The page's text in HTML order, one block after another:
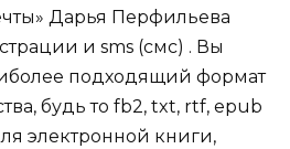
Дарья Перфильева
и sms (смс) . Вы
подходящий формат
будь то fb2, txt, rtf, epub
электронной книги,